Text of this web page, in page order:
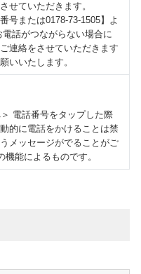
せていただきます。
号または0178-73-1505】よ
電話がつながらない場合に
連絡をさせていただきます
いいたします。
電話番号をタップした際
的に電話をかけることは禁
メッセージがでることがご
能によるものです。